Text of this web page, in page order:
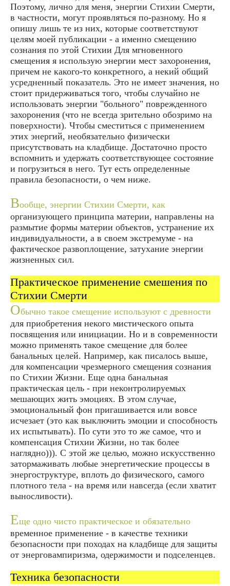
Поэтому, лично для меня, энергии Стихии Смерти,
в частности, могут проявляться по-разному. Но я
опишу лишь те из них, которые соответствуют
целям моей публикации - а именно смещению
сознания по этой Стихии Для мгновенного
смещения я использую энергии мест захоронения,
причем не какого-то конкретного, а некий общий
усредненный показатель. Это не имеет значения, но
стоит придерживаться того, чтобы случайно не
использовать энергии "больного" поврежденного
захоронения (что не всегда зрительно обозримо на
поверхности). Чтобы сместиться с применением
этих энергий, необязательно физически
присутствовать на кладбище. Достаточно просто
вспомнить и удержать соответствующее состояние
и погрузиться в него. Тут есть определенные
правила безопасности, о чем ниже.
Вообще, энергии Стихии Смерти, как
организующего принципа материи, направлены на
размытие формы материи объектов, устранение их
индивидуальности, а в своем экстремуме - на
фактическое развоплощение, затухание энергии
жизненных сил.
Практическое применение смешения по
Стихии Смерти
Обычно такое смещение используют с древности
для приобретения некого мистического опыта
посвящения или инициации. Но и в современности
можно применять такое смещение для более
банальных целей. Например, как писалось выше,
для компенсации чрезмерного смещения сознания
по Стихии Жизни. Еще одна банальная
практическая цель - при неконтролируемых
мешающих жить эмоциях. В этом случае,
эмоциональный фон пригашивается или вовсе
исчезает (это как выключить эмоции и способность
их испытывать). По сути это то же самое, что и
компенсация Стихии Жизни, но так более
наглядно))). С этой же целью, можно искусственно
затормаживать любые энергетические процессы в
энергоструктуре, вплоть до физического, самого
плотного тела - на время или навсегда (если хватит
выносливости).
Еще одно чисто практическое и обязательно
временное применение - в качестве техники
безопасности при походах на кладбище для защиты
от энерговампиризма, одержимости и подселенцев.
Техника безопасности